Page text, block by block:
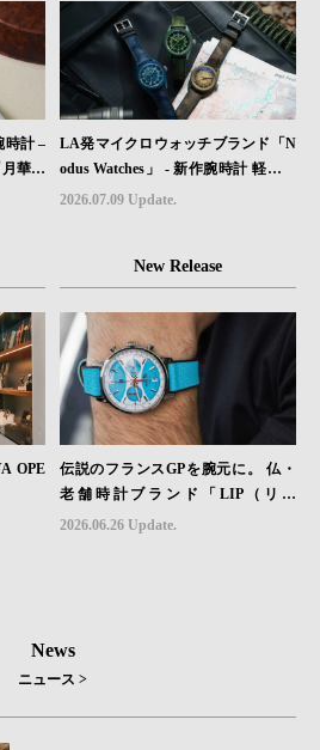
計 –
華』
LA発マイクロウォッチブランド「N
odus Watches」 - 新作腕時計 軽さと
堅牢性を両立したフィールドウォッ
2026.07.09 Update.
OPE
New Release
伝説のフランスGPを腕元に。 仏・
老舗時計ブランド「LIP（リッ
プ）」、世界限定1,906本のクロノグ
2026.06.26 Update.
News
ニュース >